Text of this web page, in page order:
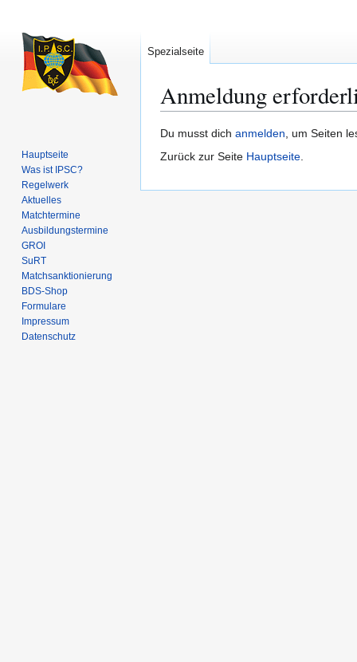
Anmeldung
Zur
Navigation
Zur
Suche
Du musst dich anmelden, um Seiten
Zurück zur Seite Hauptseite.
Spezialseite
Hauptseite
Was ist IPSC?
Regelwerk
Aktuelles
Matchtermine
Ausbildungs­termine
GROI
SuRT
Match­sanktionierung
BDS-Shop
Formulare
Impressum
Datenschutz